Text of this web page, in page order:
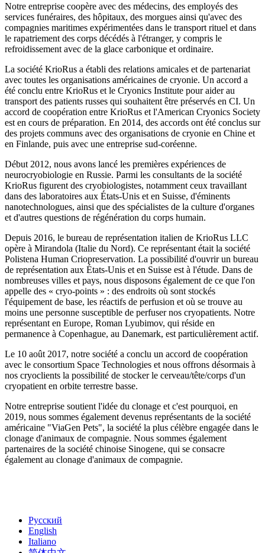
Notre entreprise coopère avec des médecins, des employés des
services funéraires, des hôpitaux, des morgues ainsi qu'avec des
compagnies maritimes expérimentées dans le transport rituel et dans
le rapatriement des corps décédés à l'étranger, y compris le
refroidissement avec de la glace carbonique et ordinaire.
La société KrioRus a établi des relations amicales et de partenariat
avec toutes les organisations américaines de cryonie. Un accord a
été conclu entre KrioRus et le Cryonics Institute pour aider au
transport des patients russes qui souhaitent être préservés en CI. Un
accord de coopération entre KrioRus et l'American Cryonics Society
est en cours de préparation. En 2014, des accords ont été conclus sur
des projets communs avec des organisations de cryonie en Chine et
en Finlande, puis avec une entreprise sud-coréenne.
Début 2012, nous avons lancé les premières expériences de
neurocryobiologie en Russie. Parmi les consultants de la société
KrioRus figurent des cryobiologistes, notamment ceux travaillant
dans des laboratoires aux États-Unis et en Suisse, d'éminents
nanotechnologues, ainsi que des spécialistes de la culture d'organes
et d'autres questions de régénération du corps humain.
Depuis 2016, le bureau de représentation italien de KrioRus LLC
opère à Mirandola (Italie du Nord). Ce représentant était la société
Polistena Human Criopreservation. La possibilité d'ouvrir un bureau
de représentation aux États-Unis et en Suisse est à l'étude. Dans de
nombreuses villes et pays, nous disposons également de ce que l'on
appelle des « cryo-points » : des endroits où sont stockés
l'équipement de base, les réactifs de perfusion et où se trouve au
moins une personne susceptible de perfuser nos cryopatients. Notre
représentant en Europe, Roman Lyubimov, qui réside en
permanence à Copenhague, au Danemark, est particulièrement actif.
Le 10 août 2017, notre société a conclu un accord de coopération
avec le consortium Space Technologies et nous offrons désormais à
nos cryoclients la possibilité de stocker le cerveau/tête/corps d'un
cryopatient en orbite terrestre basse.
Notre entreprise soutient l'idée du clonage et c'est pourquoi, en
2019, nous sommes également devenus représentants de la société
américaine "ViaGen Pets", la société la plus célèbre engagée dans le
clonage d'animaux de compagnie. Nous sommes également
partenaires de la société chinoise Sinogene, qui se consacre
également au clonage d'animaux de compagnie.
Русский
English
Italiano